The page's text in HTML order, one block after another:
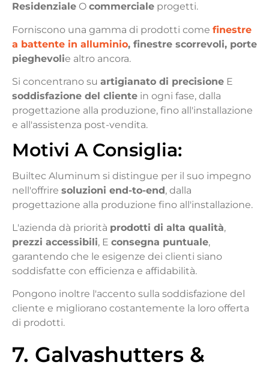
Residenziale O commerciale progetti.
Forniscono una gamma di prodotti come finestre
a battente in alluminio, finestre scorrevoli, porte
pieghevolie altro ancora.
Si concentrano su artigianato di precisione E
soddisfazione del cliente in ogni fase, dalla
progettazione alla produzione, fino all'installazione
e all'assistenza post-vendita.
Motivi A Consiglia:
Builtec Aluminum si distingue per il suo impegno
nell'offrire soluzioni end-to-end, dalla
progettazione alla produzione fino all'installazione.
L'azienda dà priorità prodotti di alta qualità,
prezzi accessibili, E consegna puntuale,
garantendo che le esigenze dei clienti siano
soddisfatte con efficienza e affidabilità.
Pongono inoltre l'accento sulla soddisfazione del
cliente e migliorano costantemente la loro offerta
di prodotti.
7. Galvashutters &